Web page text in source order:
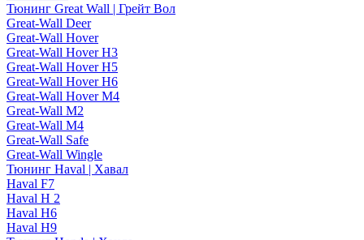
Тюнинг Great Wall | Грейт Вол
Great-Wall Deer
Great-Wall Hover
Great-Wall Hover H3
Great-Wall Hover H5
Great-Wall Hover H6
Great-Wall Hover M4
Great-Wall M2
Great-Wall M4
Great-Wall Safe
Great-Wall Wingle
Тюнинг Haval | Хавал
Haval F7
Haval H 2
Haval H6
Haval H9